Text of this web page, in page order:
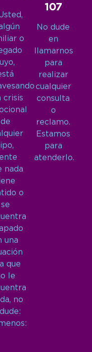
o
crisis
de
nada
o
se
una
que
le
no
107
No dude
en
llamarnos
para
realizar
cualquier
consulta
o
reclamo.
Estamos
para
atenderlo.